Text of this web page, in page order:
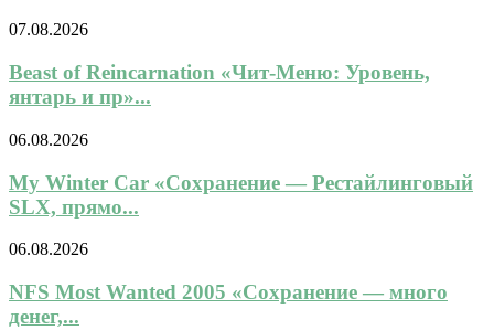
07.08.2026
Beast of Reincarnation «Чит-Меню: Уровень,
янтарь и пр»...
06.08.2026
My Winter Car «Сохранение — Рестайлинговый
SLX, прямо...
06.08.2026
NFS Most Wanted 2005 «Сохранение — много
денег,...